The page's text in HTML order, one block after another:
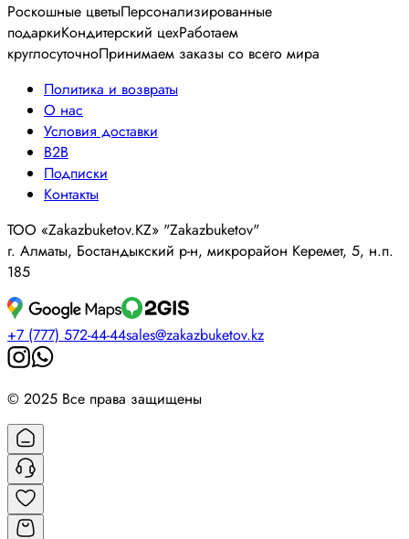
Роскошные цветыПерсонализированные
подаркиКондитерский цехРаботаем
круглосуточноПринимаем заказы со всего мира
Политика и возвраты
О нас
Условия доставки
B2B
Подписки
Контакты
ТОО «Zakazbuketov.KZ» "Zakazbuketov"
г. Алматы, Бостандыкский р-н, микрорайон Керемет, 5, н.п.
185
+7 (777) 572-44-44sales@zakazbuketov.kz
© 2025 Все права защищены